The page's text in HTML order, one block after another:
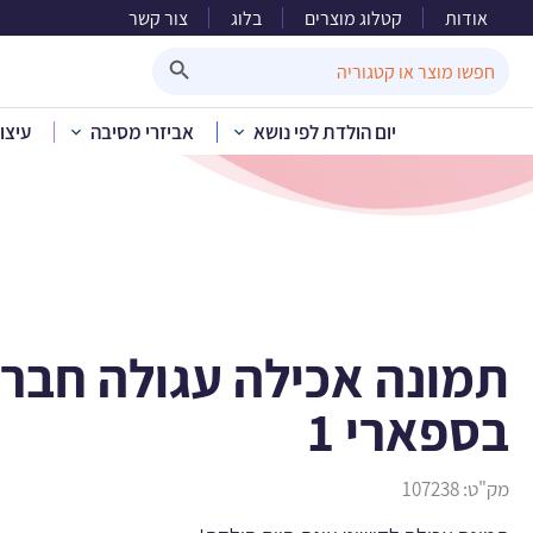
אודות קטלוג מוצרים בלוג צור קשר
for:
יום הולדת לפי נושא אביזרי מסיבה
תמונה
בית »קטלוג מוצרים
תמונה אכילה עגולה
בספארי 1
מק"ט:107238